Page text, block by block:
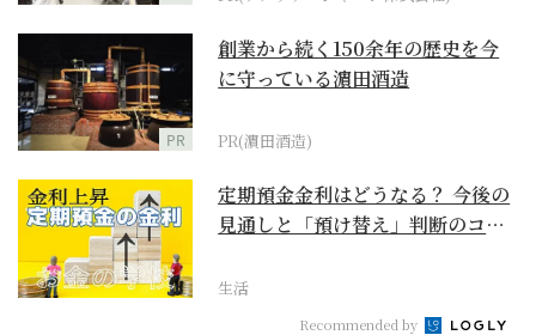
PR
創業から続く150余年の歴史を今
に守っている濵田酒造
PR(濵田酒造)
定期預金金利はどうなる？ 今後の
見通しと「預け替え」判断のコツ
生活
Recommended by